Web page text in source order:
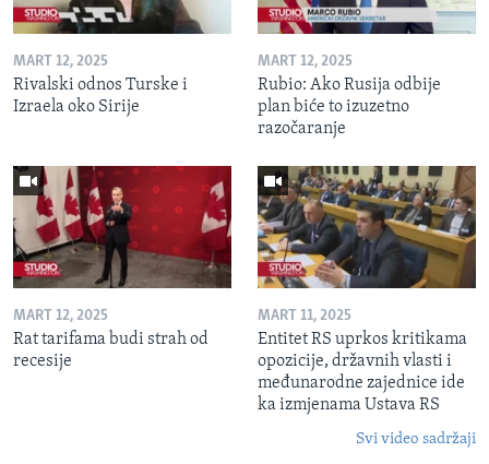
MART 12, 2025
Rivalski odnos Turske i
Izraela oko Sirije
MART 12, 2025
Rubio: Ako Rusija odbije
plan biće to izuzetno
razočaranje
MART 12, 2025
Rat tarifama budi strah od
recesije
MART 11, 2025
Entitet RS uprkos kritikama
opozicije, državnih vlasti i
međunarodne zajednice ide
ka izmjenama Ustava RS
Svi video sadržaji